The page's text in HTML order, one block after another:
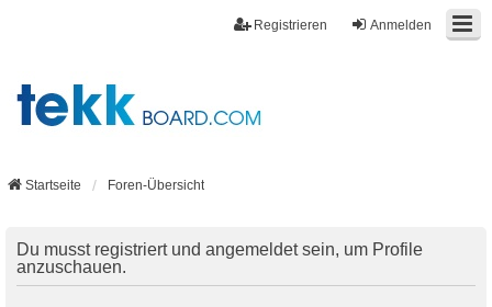
Anmelden
Registrieren
Startseite Foren-Übersicht
Du musst registriert und angemeldet sein, um Profile
anzuschauen.